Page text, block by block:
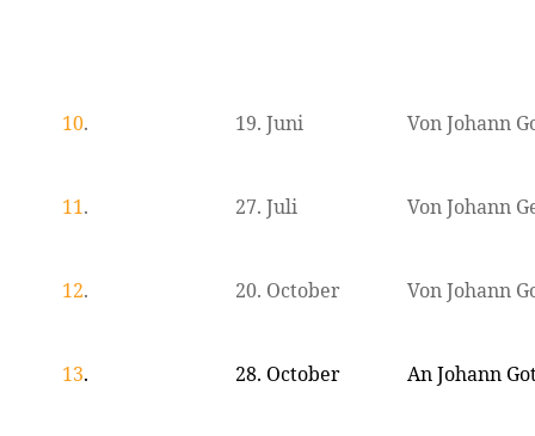
10. 19. Juni Von Johann
11. 27. Juli Von Johann
12. 20. October Von Johann
13. 28. October An Johann